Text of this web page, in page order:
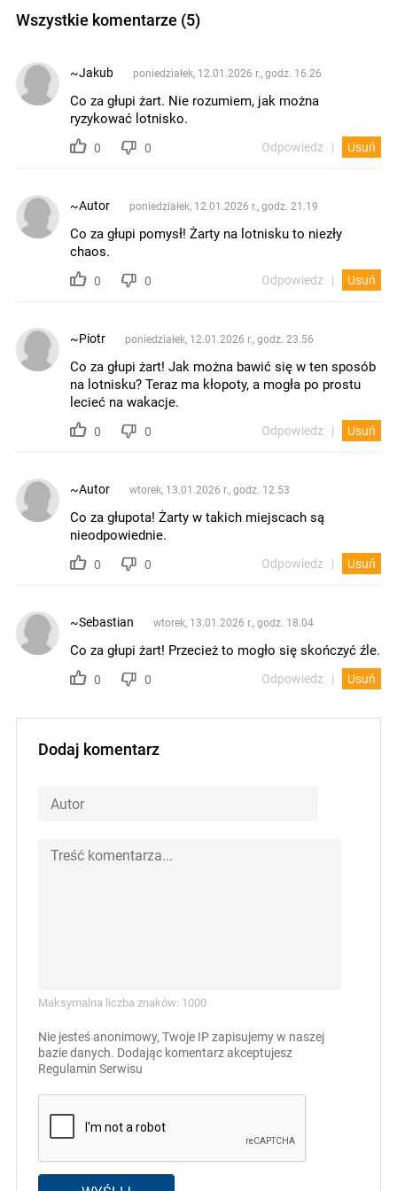
Wszystkie komentarze (5)
~Jakub poniedziałek, 12.01.2026 r., godz. 16.26
Co za głupi żart. Nie rozumiem, jak można
ryzykować lotnisko.
0 0 Odpowiedz Usuń
~Autor poniedziałek, 12.01.2026 r., godz. 21.19
Co za głupi pomysł! Żarty na lotnisku to niezły
chaos.
0 0 Odpowiedz Usuń
~Piotr poniedziałek, 12.01.2026 r., godz. 23.56
Co za głupi żart! Jak można bawić się w ten sposób
na lotnisku? Teraz ma kłopoty, a mogła po prostu
lecieć na wakacje.
0 0 Odpowiedz Usuń
~Autor wtorek, 13.01.2026 r., godz. 12.53
Co za głupota! Żarty w takich miejscach są
nieodpowiednie.
0 0 Odpowiedz Usuń
~Sebastian wtorek, 13.01.2026 r., godz. 18.04
Co za głupi żart! Przecież to mogło się skończyć źle.
0 0 Odpowiedz Usuń
Dodaj komentarz
Maksymalna liczba znaków: 1000
Nie jesteś anonimowy, Twoje IP zapisujemy w naszej
bazie danych. Dodając komentarz akceptujesz
Regulamin Serwisu